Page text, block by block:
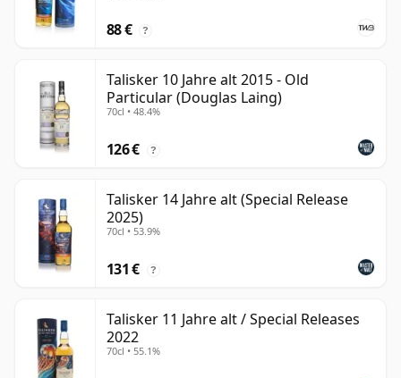
88 € ?
Talisker 10 Jahre alt 2015 - Old
Particular (Douglas Laing)
70cl • 48.4%
126 € ?
Talisker 14 Jahre alt (Special Release
2025)
70cl • 53.9%
131 € ?
Talisker 11 Jahre alt / Special Releases
2022
70cl • 55.1%